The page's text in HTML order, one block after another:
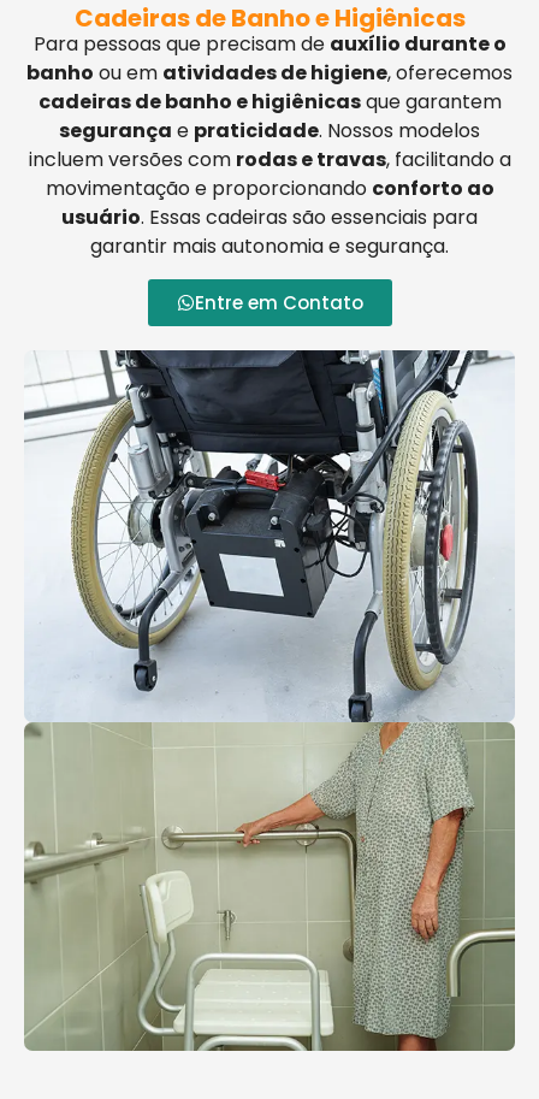
Cadeiras de Banho e Higiênicas
Para pessoas que precisam de auxílio durante o
banho ou em atividades de higiene, oferecemos
cadeiras de banho e higiênicasque garantem
segurança e praticidade. Nossos modelos
incluem versões com rodas e travas, facilitando a
movimentação e proporcionando conforto ao
usuário. Essas cadeiras são essenciais para
garantir mais autonomia e segurança.
Entre em Contato